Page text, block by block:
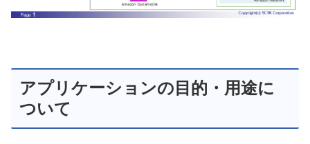
アプリケーションの目的・用途に
ついて